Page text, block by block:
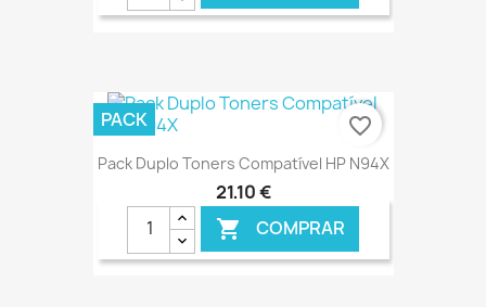
Pack Duplo Toners Compatível HP N94X
21,10 €
 COMPRAR
PACK favorite_border